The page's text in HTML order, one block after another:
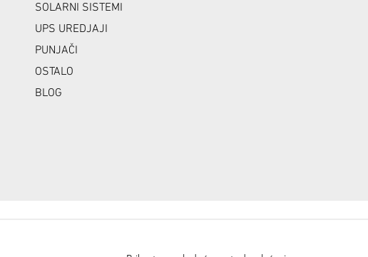
SOLARNI SISTEMI
UPS UREDJAJI
PUNJAČI
OSTALO
BLOG